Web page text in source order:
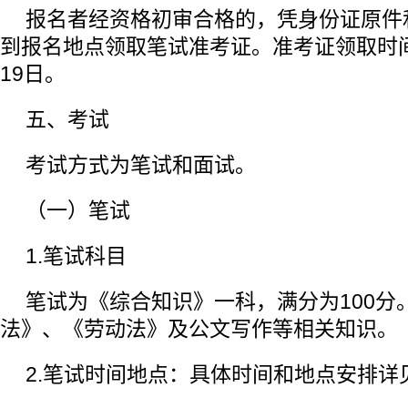
报名者经资格初审合格的，凭身份证原
到报名地点领取笔试准考证。准考证领取时
19日。
五、考试
考试方式为笔试和面试。
（一）笔试
1.笔试科目
笔试为《综合知识》一科，满分为100分
法》、《劳动法》及公文写作等相关知识。
2.笔试时间地点：具体时间和地点安排详